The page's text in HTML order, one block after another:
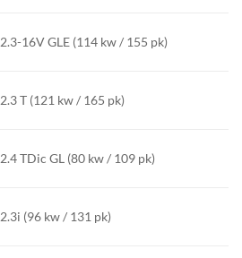
2.3-16V GLE (114 kw / 155 pk)
2.3 T (121 kw / 165 pk)
2.4 TDic GL (80 kw / 109 pk)
2.3i (96 kw / 131 pk)